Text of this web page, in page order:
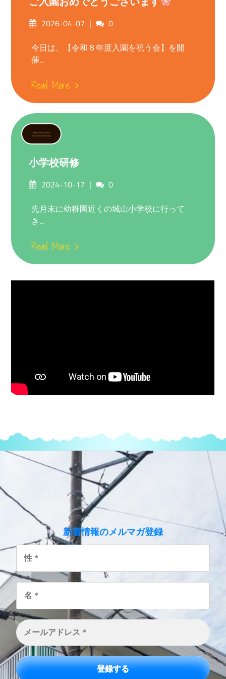
Posted2026-04-07 Comments
0
今日は、【令和８年度入園を祝う会】を開
催...
Read More
小学校研修
Posted2024-10-17 Comments
0
先月末に幼稚園近くの城山小学校に行って
き...
Read More
新着情報のメルマガ登録
性
名
メ
ー
ル
ア
ド
レ